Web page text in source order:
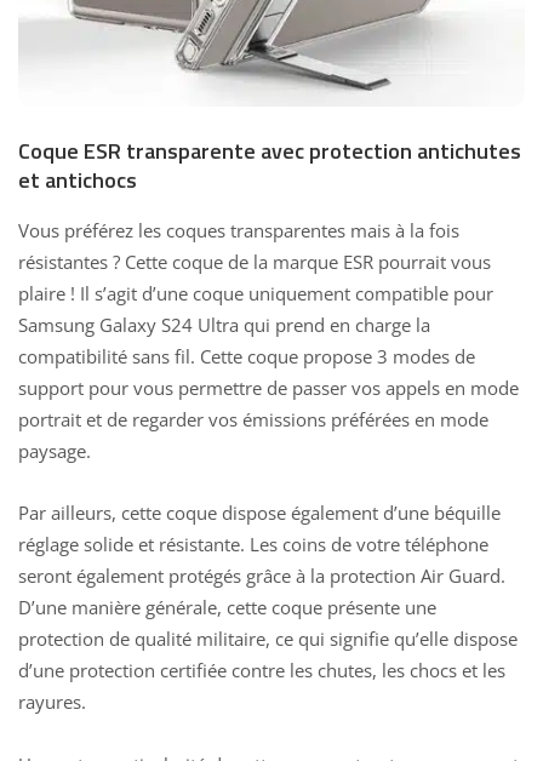
Coque ESR transparente avec protection antichutes
et antichocs
Vous préférez les coques transparentes mais à la fois
résistantes ? Cette coque de la marque ESR pourrait vous
plaire ! Il s’agit d’une coque uniquement compatible pour
Samsung Galaxy S24 Ultra qui prend en charge la
compatibilité sans fil. Cette coque propose 3 modes de
support pour vous permettre de passer vos appels en mode
portrait et de regarder vos émissions préférées en mode
paysage.
Par ailleurs, cette coque dispose également d’une béquille
réglage solide et résistante. Les coins de votre téléphone
seront également protégés grâce à la protection Air Guard.
D’une manière générale, cette coque présente une
protection de qualité militaire, ce qui signifie qu’elle dispose
d’une protection certifiée contre les chutes, les chocs et les
rayures.